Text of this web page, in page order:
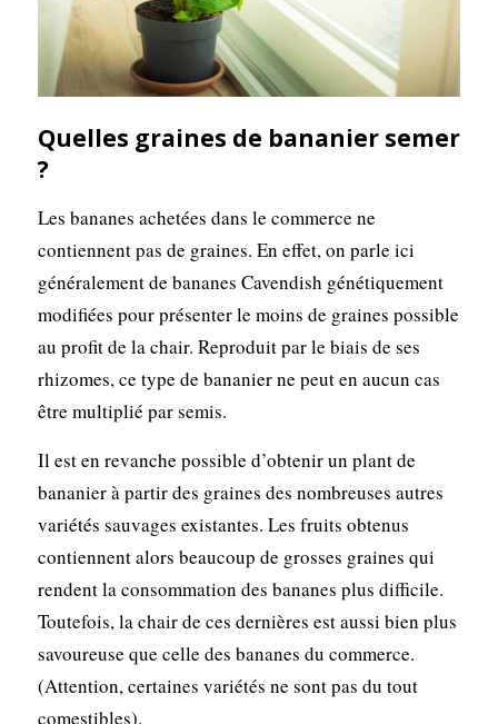
Quelles graines de bananier semer
?
Les bananes achetées dans le commerce ne
contiennent pas de graines. En effet, on parle ici
généralement de bananes Cavendish génétiquement
modifiées pour présenter le moins de graines possible
au profit de la chair. Reproduit par le biais de ses
rhizomes, ce type de bananier ne peut en aucun cas
être multiplié par semis.
Il est en revanche possible d’obtenir un plant de
bananier à partir des graines des nombreuses autres
variétés sauvages existantes. Les fruits obtenus
contiennent alors beaucoup de grosses graines qui
rendent la consommation des bananes plus difficile.
Toutefois, la chair de ces dernières est aussi bien plus
savoureuse que celle des bananes du commerce.
(Attention, certaines variétés ne sont pas du tout
comestibles).